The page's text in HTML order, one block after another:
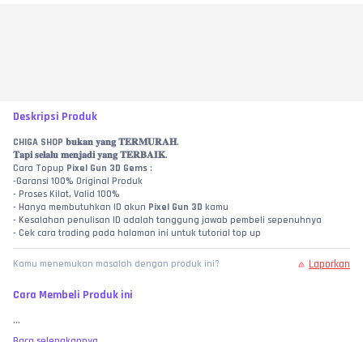
Deskripsi Produk
CHIGA SHOP 𝐛𝐮𝐤𝐚𝐧 𝐲𝐚𝐧𝐠 𝐓𝐄𝐑𝐌𝐔𝐑𝐀𝐇.
𝐓𝐚𝐩𝐢 𝐬𝐞𝐥𝐚𝐥𝐮 𝐦𝐞𝐧𝐣𝐚𝐝𝐢 𝐲𝐚𝐧𝐠 𝐓𝐄𝐑𝐁𝐀𝐈𝐊.
Cara Topup Pixel Gun 3D Gems :
-Garansi 100% Original Produk
- Proses Kilat, Valid 100%
- Hanya membutuhkan ID akun Pixel Gun 3D kamu
- Kesalahan penulisan ID adalah tanggung jawab pembeli sepenuhnya
- Cek cara trading pada halaman ini untuk tutorial top up
Kamu menemukan masalah dengan produk ini? Laporkan
Cara Membeli Produk ini
...